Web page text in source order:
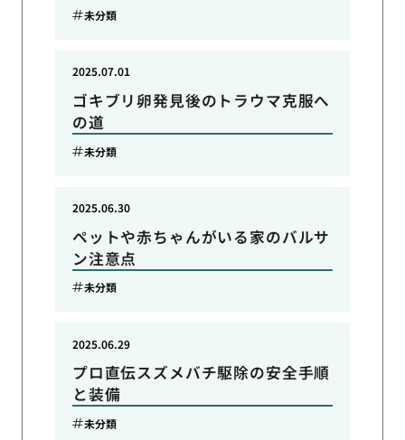
未分類
ゴキブリ卵発見後のトラウマ克服へ
の道
2025.07.01
未分類
ペットや赤ちゃんがいる家のバルサ
ン注意点
2025.06.30
未分類
プロ直伝スズメバチ駆除の安全手順
と装備
2025.06.29
未分類